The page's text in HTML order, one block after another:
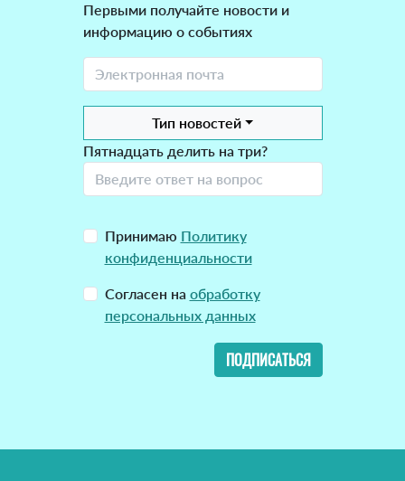
Первыми получайте новости и
информацию о событиях
Тип новостей
Пятнадцать делить на три?
Принимаю Политику
конфиденциальности
Согласен на обработку
персональных данных
ПОДПИСАТЬСЯ